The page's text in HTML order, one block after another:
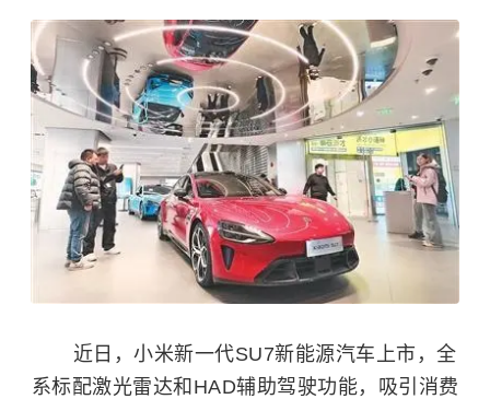
近日，小米新一代SU7新能源汽车上市，全
系标配激光雷达和HAD辅助驾驶功能，吸引消费